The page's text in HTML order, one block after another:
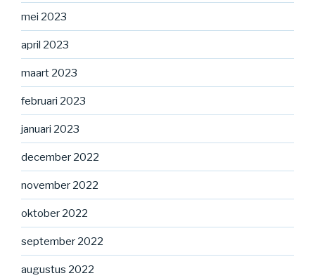
mei 2023
april 2023
maart 2023
februari 2023
januari 2023
december 2022
november 2022
oktober 2022
september 2022
augustus 2022